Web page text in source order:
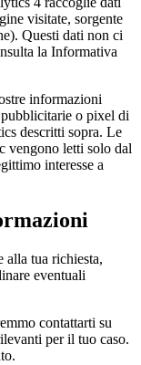
visitate, sorgente
Questi dati non ci
la Informativa
informazioni
o pixel di
descritti sopra. Le
vengono letti solo dal
interesse a
tua richiesta,
eventuali
contattarti su
per il tuo caso.